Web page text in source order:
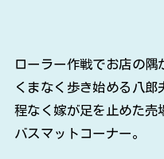
ローラー作戦でお店の隅
くまなく歩き始める八郎
程なく嫁が足を止めた売
バスマットコーナー。